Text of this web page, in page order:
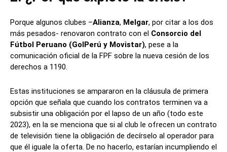
Porque algunos clubes –Alianza, Melgar, por citar a los dos
más pesados- renovaron contrato con el Consorcio del
Fútbol Peruano (GolPerú y Movistar), pese a la
comunicación oficial de la FPF sobre la nueva cesión de los
derechos a 1190.
Estas instituciones se ampararon en la cláusula de primera
opción que señala que cuando los contratos terminen va a
subsistir una obligación por el lapso de un año (todo este
2023), en la se menciona que si al club le ofrecen un contrato
de televisión tiene la obligación de decírselo al operador para
que él iguale la oferta. De no hacerlo, estarían incumpliendo el